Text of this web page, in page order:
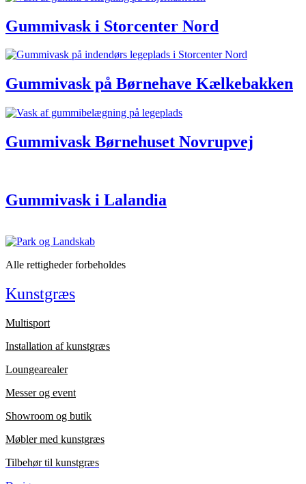
Gummivask i Storcenter Nord
Gummivask på Børnehave Kælkebakken
Gummivask Børnehuset Novrupvej
Gummivask i Lalandia
Alle rettigheder forbeholdes
Kunstgræs
Multisport
Installation af kunstgræs
Loungearealer
Messer og event
Showroom og butik
Møbler med kunstgræs
Tilbehør til kunstgræs